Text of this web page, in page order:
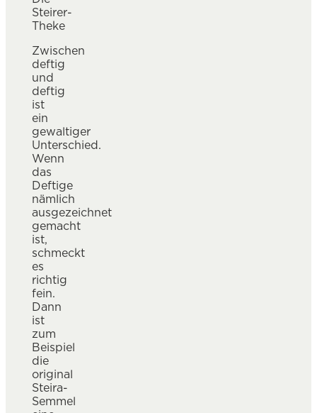
Steirer-
Theke
Zwischen
deftig
und
deftig
ist
ein
gewaltiger
Unterschied.
Wenn
das
Deftige
nämlich
ausgezeichnet
gemacht
ist,
schmeckt
es
richtig
fein.
Dann
ist
zum
Beispiel
die
original
Steira-
Semmel